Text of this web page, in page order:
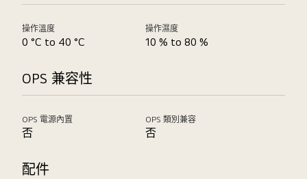
操作溫度
0 °C to 40 °C
操作濕度
10 % to 80 %
OPS 兼容性
OPS 電源內置
否
OPS 類別兼容
否
配件